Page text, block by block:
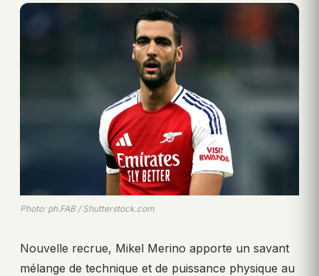
Photo: ph.FAB / Shutterstock.com
Nouvelle recrue, Mikel Merino apporte un savant
mélange de technique et de puissance physique au